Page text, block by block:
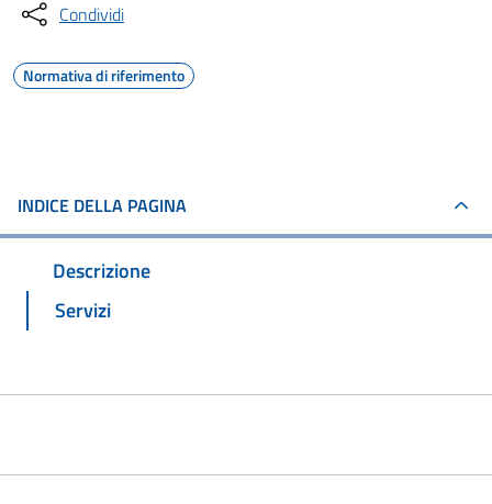
Condividi
Normativa di riferimento
INDICE DELLA PAGINA
Descrizione
Servizi